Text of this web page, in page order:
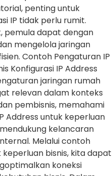
penting untuk
IP tidak perlu rumit.
pemula dapat dengan
mengelola jaringan
Contoh Pengaturan IP
Konfigurasi IP Address
jaringan rumah
relevan dalam konteks
pembisnis, memahami
Address untuk keperluan
kelancaran
Melalui contoh
bisnis, kita dapat
koneksi